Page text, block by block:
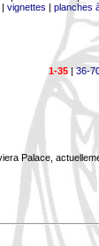
vignettes | planches
1-35|36-
Palace,